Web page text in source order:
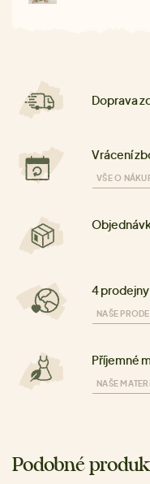
Doprava
Vrácení
VŠE O
4
NAŠE
Příjemné
NAŠE
Podobné